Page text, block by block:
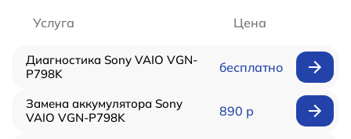
Услуга Цена
Диагностика Sony VAIO VGN-
P798K
бесплатно
Замена аккумулятора Sony
VAIO VGN-P798K
890 р